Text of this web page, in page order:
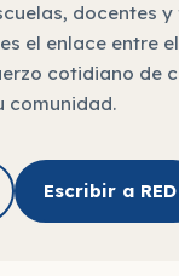
docentes y
el enlace entre
cotidiano de
comunidad.
Escribir a RED